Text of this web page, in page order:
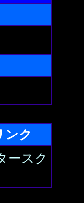
ンク
ースク